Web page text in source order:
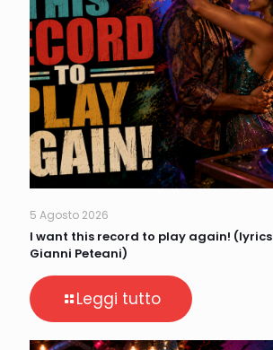
5 Agosto 2026
I want this record to play again!
Gianni Peteani)
Leggi tutto